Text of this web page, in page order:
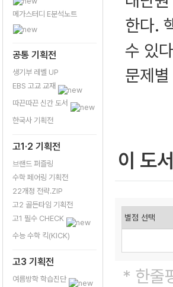
메가스터디 E분석노트
공통 기획전
생기부 레벨 UP
EBS 고교 교재
따끈따끈 신간 도서
한국사 기획전
고1·2 기획전
브랜드 퍼즐링
수학 페어링 기획전
22개정 전략.ZIP
고2 골든타임 기획전
고1 필수 CHECK
수능 수학 킥(KICK)
고3 기획전
여름방학 학습진단
한다.
수 있
문제
이 도
* 한줄